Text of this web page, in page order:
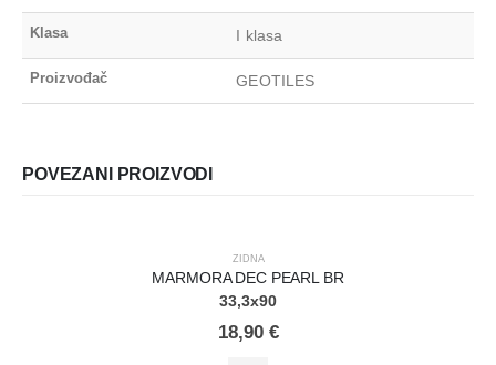
Klasa I klasa
Proizvođač GEOTILES
POVEZANI PROIZVODI
ZIDNA
MARMORA DEC PEARL BR
33,3x90
18,90 €